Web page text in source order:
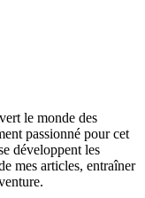
le monde des
passionné pour cet
développent les
mes articles, entraîner